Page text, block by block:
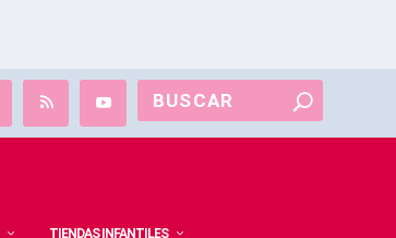
TIENDAS INFANTILES